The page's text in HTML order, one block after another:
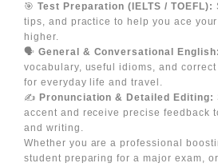
🎯 Test Preparation (IELTS / TOEFL):
tips, and practice to help you ace
higher.
🗣️ General & Conversational English:
vocabulary, useful idioms, and
for everyday life and travel.
✍️ Pronunciation & Detailed Editing:
accent and receive precise feedback
and writing.
Whether you are a professional
student preparing for a major exam,